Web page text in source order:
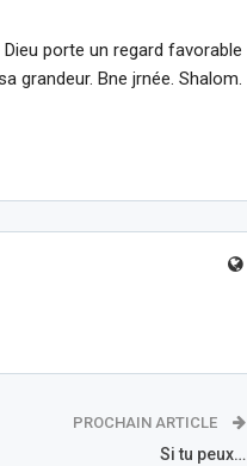
porte un regard favorable
grandeur. Bne jrnée. Shalom.
PROCHAIN ARTICLE
Si tu peux…